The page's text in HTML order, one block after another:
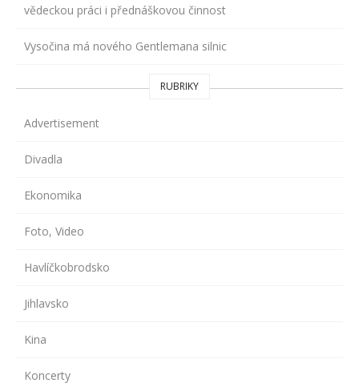
vědeckou práci i přednáškovou činnost
Vysočina má nového Gentlemana silnic
RUBRIKY
Advertisement
Divadla
Ekonomika
Foto, Video
Havlíčkobrodsko
Jihlavsko
Kina
Koncerty